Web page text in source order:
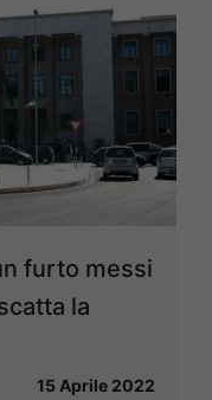
furto messi
la
15 Aprile 2022